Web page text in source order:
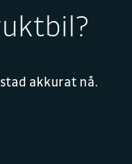
akkurat nå.